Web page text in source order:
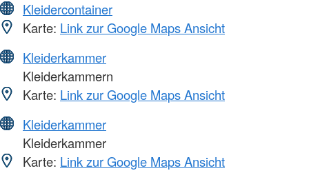
Kleidercontainer
Karte: Link zur Google Maps Ansicht
Kleiderkammer
Kleiderkammern
Karte: Link zur Google Maps Ansicht
Kleiderkammer
Kleiderkammer
Karte: Link zur Google Maps Ansicht